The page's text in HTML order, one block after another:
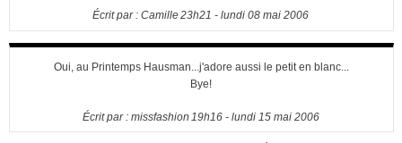
Écrit par :Camille23h21 -lundi 08 mai 2006
Oui, au Printemps Hausman...j'adore aussi le petit en blanc...
Bye!
Écrit par : missfashion 19h16- lundi 15 mai 2006